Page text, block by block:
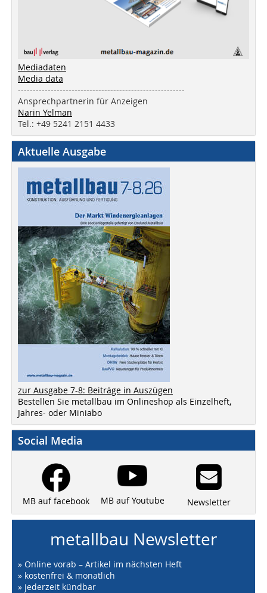
Mediadaten
Media data
--------------------------------------------------------
Ansprechpartnerin für Anzeigen
Narin Yelman
Tel.: +49 5241 2151 4433
Aktuelle Ausgabe
zur Ausgabe 7-8: Beiträge in Auszügen
Bestellen Sie metallbau im Onlineshop als Einzelheft,
Jahres- oder Miniabo
Social Media
MB auf facebook MB auf Youtube Newsletter
metallbau Newsletter
» Online vorab – Artikel im nächsten Heft
» kostenfrei & monatlich
» jederzeit kündbar